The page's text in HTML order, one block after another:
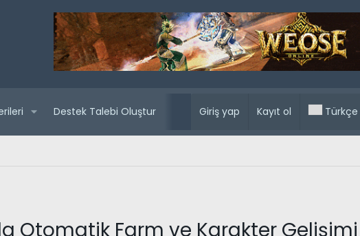
Destek Talebi Oluştur Yaklaşan sunucular
Giriş yap Kayıt ol Türkçe
Otomatik Farm ve Karakter